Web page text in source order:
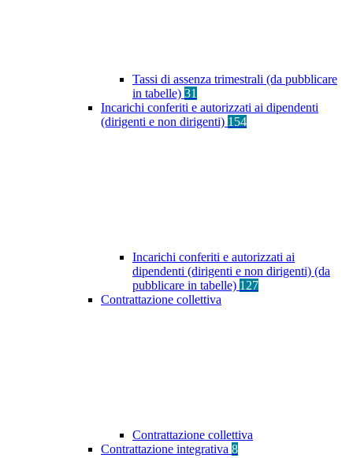
Tassi di assenza trimestrali (da pubblicare
in tabelle) 31
Incarichi conferiti e autorizzati ai dipendenti
(dirigenti e non dirigenti) 154
Incarichi conferiti e autorizzati ai
dipendenti (dirigenti e non dirigenti) (da
pubblicare in tabelle) 127
Contrattazione collettiva
Contrattazione collettiva
Contrattazione integrativa 8